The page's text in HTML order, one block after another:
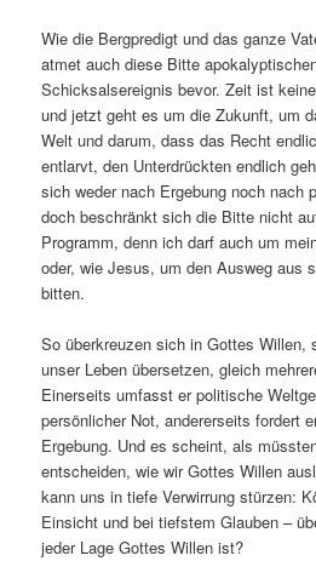
Wie die Bergpredigt und das ganze
atmet auch diese Bitte
Schicksalsereignis bevor. Zeit ist
und jetzt geht es um die Zukunft, um
Welt und darum, dass das Recht
entlarvt, den Unterdrückten endlich
sich weder nach Ergebung noch nach
doch beschränkt sich die Bitte nicht
Programm, denn ich darf auch um
oder, wie Jesus, um den Ausweg aus
bitten.
So überkreuzen sich in Gottes Willen,
unser Leben übersetzen, gleich
Einerseits umfasst er politische
persönlicher Not, andererseits fordert
Ergebung. Und es scheint, als
entscheiden, wie wir Gottes Willen
kann uns in tiefe Verwirrung stürzen:
Einsicht und bei tiefstem Glauben –
jeder Lage Gottes Willen ist?